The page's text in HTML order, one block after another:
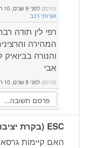
פורסם לפני 9 שנים, 10 חודשים
ושרותי רכב
רפי לין תודה
המהירה
והנורה בביואיק
אבי
פורסם לפני 9 שנים, 10 חודשים
ESC (בקרת יציבות אלקטרונית)
האם קיימות